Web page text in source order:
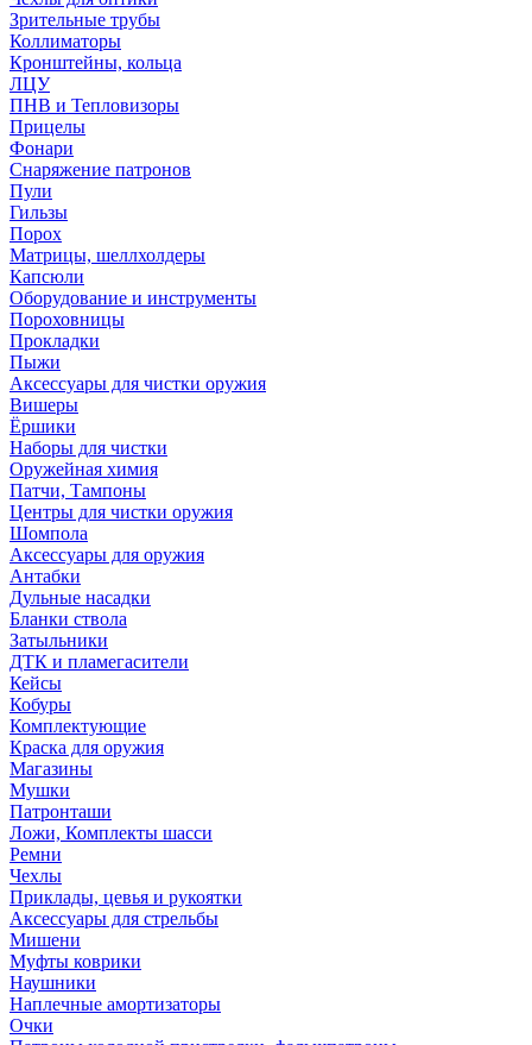
Зрительные трубы
Коллиматоры
Кронштейны, кольца
ЛЦУ
ПНВ и Тепловизоры
Прицелы
Фонари
Снаряжение патронов
Пули
Гильзы
Порох
Матрицы, шеллхолдеры
Капсюли
Оборудование и инструменты
Пороховницы
Прокладки
Пыжи
Аксессуары для чистки оружия
Вишеры
Ёршики
Наборы для чистки
Оружейная химия
Патчи, Тампоны
Центры для чистки оружия
Шомпола
Аксессуары для оружия
Антабки
Дульные насадки
Бланки ствола
Затыльники
ДТК и пламегасители
Кейсы
Кобуры
Комплектующие
Краска для оружия
Магазины
Мушки
Патронташи
Ложи, Комплекты шасси
Ремни
Чехлы
Приклады, цевья и рукоятки
Аксессуары для стрельбы
Мишени
Муфты коврики
Наушники
Наплечные амортизаторы
Очки